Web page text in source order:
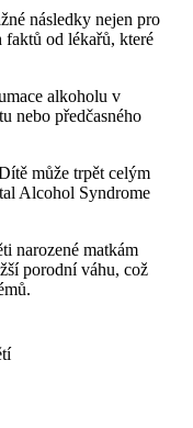
následky nejen pro
od lékařů, které
alkoholu v
nebo předčasného
může trpět celým
Alcohol Syndrome
narozené matkám
porodní váhu, což